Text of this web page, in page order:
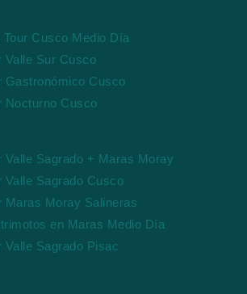
Tour Cusco Medio Día
Valle Sur Cusco
Gastronómico Cusco
Nocturno Cusco
Valle Sagrado + Maras Moray
Valle Sagrado Cusco
Maras Moray Salineras
en Maras Medio Día
Valle Sagrado Pisac